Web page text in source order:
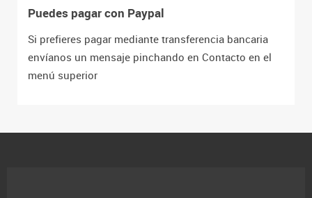
Puedes pagar con Paypal
Si prefieres pagar mediante transferencia bancaria
envíanos un mensaje pinchando en Contacto en el
menú superior